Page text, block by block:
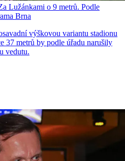
Lužánkami o 9 metrů. Podle
Brna
výškovou variantu stadionu
37 metrů by podle úřadu narušily
vedutu.